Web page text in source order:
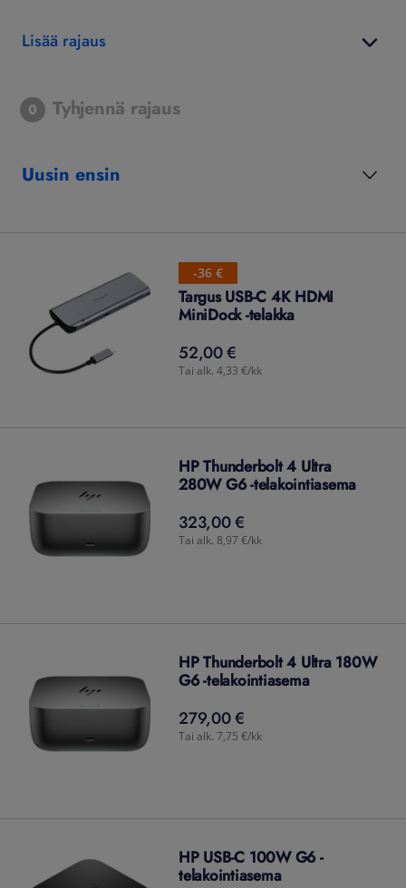
Lisää rajaus
0 Tyhjennä rajaus
Uusin ensin
-36 €
Targus USB-C 4K HDMI
MiniDock -telakka
52,00 €
52,00€
Tai alk. 4,33 €/kk
HP Thunderbolt 4 Ultra
280W G6 -telakointiasema
323,00 €
323,00€
Tai alk. 8,97 €/kk
HP Thunderbolt 4 Ultra 180W
G6 -telakointiasema
279,00 €
279,00€
Tai alk. 7,75 €/kk
HP USB-C 100W G6 -
telakointiasema